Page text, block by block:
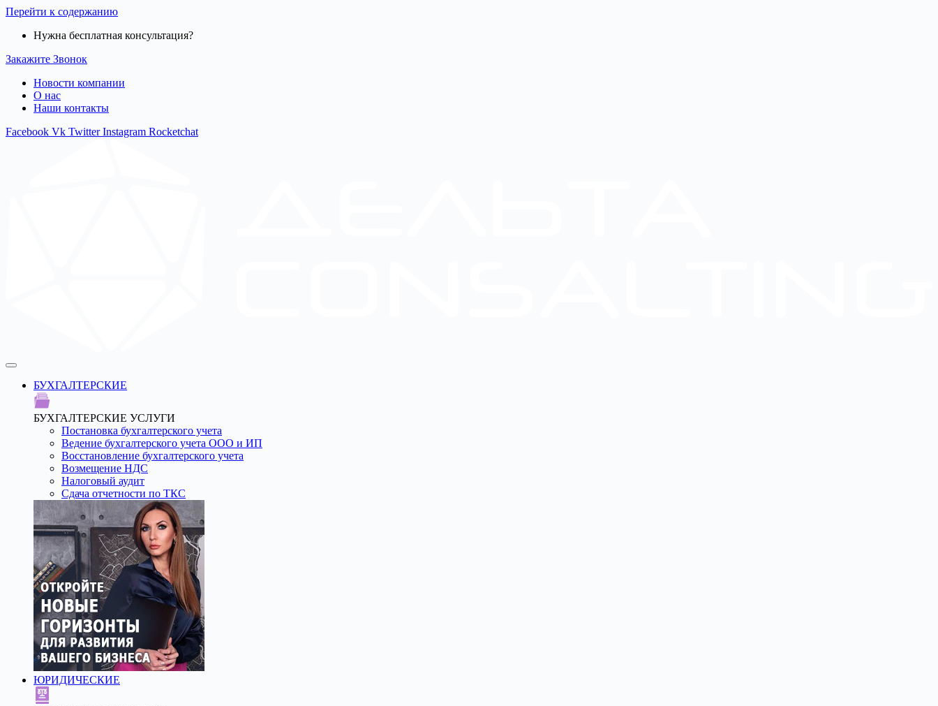
Перейти к содержанию
Нужна бесплатная консультация?
Закажите Звонок
Новости компании
О нас
Наши контакты
Facebook Vk Twitter Instagram Rocketchat
БУХГАЛТЕРСКИЕ
БУХГАЛТЕРСКИЕ УСЛУГИ
Постановка бухгалтерского учета
Ведение бухгалтерского учета ООО и ИП
Восстановление бухгалтерского учета
Возмещение НДС
Налоговый аудит
Сдача отчетности по ТКС
ЮРИДИЧЕСКИЕ